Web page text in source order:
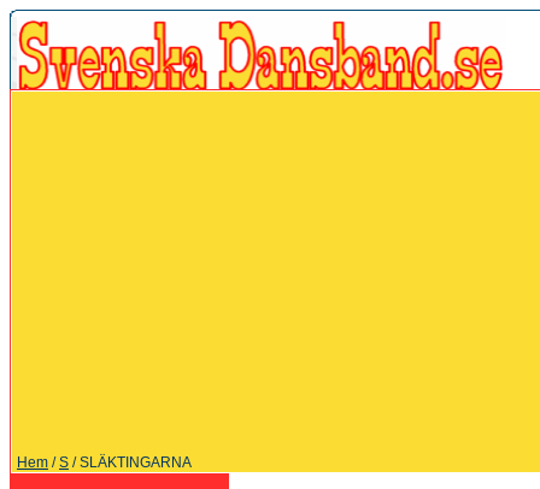
Hem /S / SLÄKTINGARNA